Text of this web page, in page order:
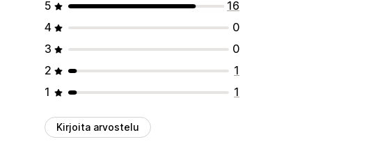
5
16
4
0
3
0
2
1
1
1
Kirjoita arvostelu